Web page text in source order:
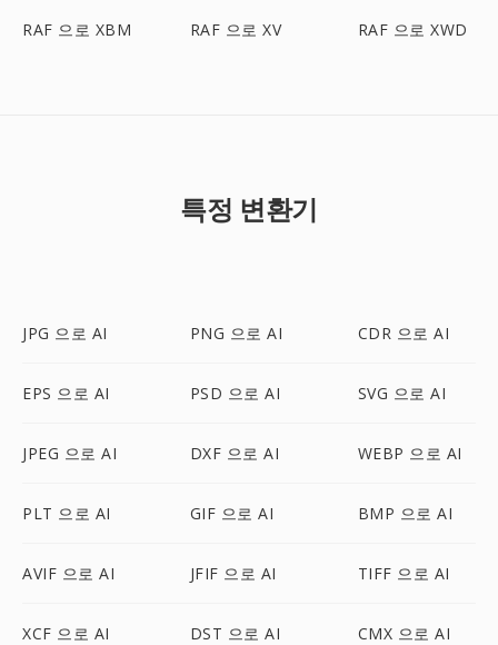
RAF 으로 XBM RAF 으로 XV RAF 으로 XWD
특정 변환기
JPG 으로 AI PNG 으로 AI CDR 으로 AI
EPS 으로 AI PSD 으로 AI SVG 으로 AI
JPEG 으로 AI DXF 으로 AI WEBP 으로 AI
PLT 으로 AI GIF 으로 AI BMP 으로 AI
AVIF 으로 AI JFIF 으로 AI TIFF 으로 AI
XCF 으로 AI DST 으로 AI CMX 으로 AI